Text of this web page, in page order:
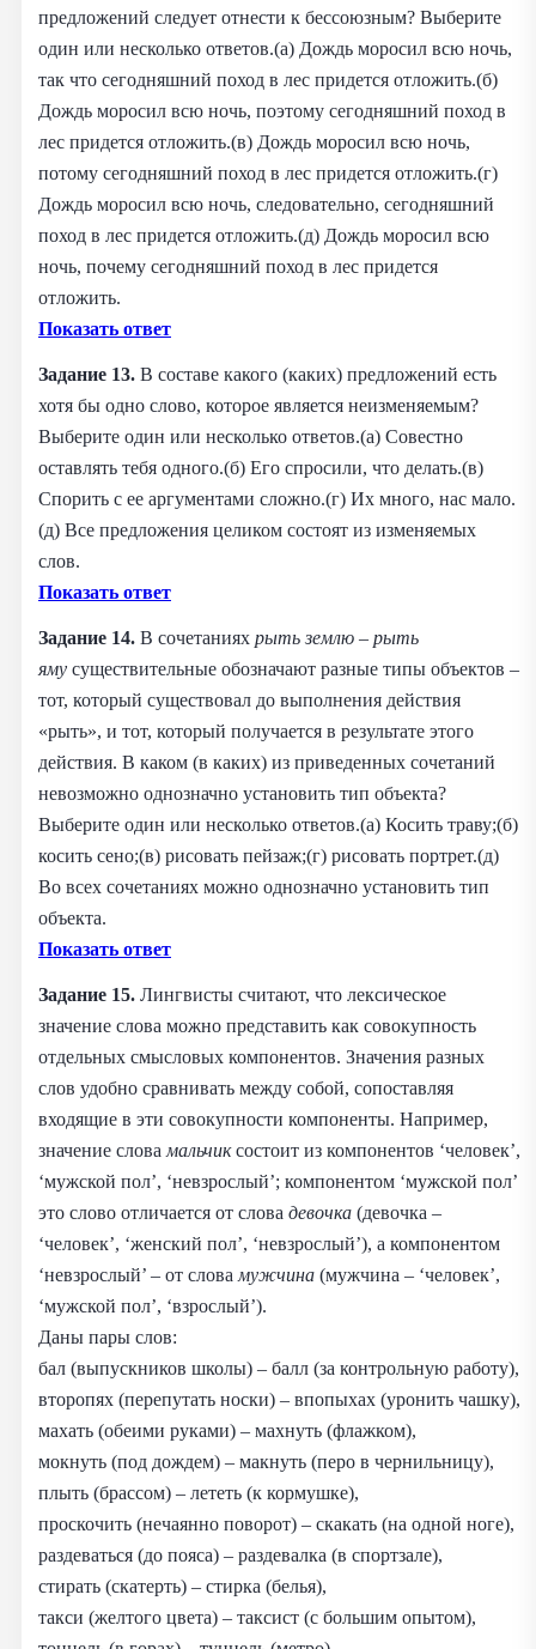
предложений следует отнести к бессоюзным? Выберите
один или несколько ответов.(а) Дождь моросил всю ночь,
так что сегодняшний поход в лес придется отложить.(б)
Дождь моросил всю ночь, поэтому сегодняшний поход в
лес придется отложить.(в) Дождь моросил всю ночь,
потому сегодняшний поход в лес придется отложить.(г)
Дождь моросил всю ночь, следовательно, сегодняшний
поход в лес придется отложить.(д) Дождь моросил всю
ночь, почему сегодняшний поход в лес придется
отложить.
Показать ответ
Задание 13. В составе какого (каких) предложений есть
хотя бы одно слово, которое является неизменяемым?
Выберите один или несколько ответов.(а) Совестно
оставлять тебя одного.(б) Его спросили, что делать.(в)
Спорить с ее аргументами сложно.(г) Их много, нас мало.
(д) Все предложения целиком состоят из изменяемых
слов.
Показать ответ
Задание 14. В сочетаниях рыть землю – рыть
яму существительные обозначают разные типы объектов –
тот, который существовал до выполнения действия
«рыть», и тот, который получается в результате этого
действия. В каком (в каких) из приведенных сочетаний
невозможно однозначно установить тип объекта?
Выберите один или несколько ответов.(а) Косить траву;(б)
косить сено;(в) рисовать пейзаж;(г) рисовать портрет.(д)
Во всех сочетаниях можно однозначно установить тип
объекта.
Показать ответ
Задание 15. Лингвисты считают, что лексическое
значение слова можно представить как совокупность
отдельных смысловых компонентов. Значения разных
слов удобно сравнивать между собой, сопоставляя
входящие в эти совокупности компоненты. Например,
значение словамальчиксостоит из компонентов ‘человек’,
‘мужской пол’, ‘невзрослый’; компонентом ‘мужской пол’
это слово отличается от слова девочка (девочка –
‘человек’, ‘женский пол’, ‘невзрослый’), а компонентом
‘невзрослый’ – от словамужчина (мужчина – ‘человек’,
‘мужской пол’, ‘взрослый’).
Даны пары слов:
бал (выпускников школы) – балл (за контрольную работу),
второпях (перепутать носки) – впопыхах (уронить чашку),
махать (обеими руками) – махнуть (флажком),
мокнуть (под дождем) – макнуть (перо в чернильницу),
плыть (брассом) – лететь (к кормушке),
проскочить (нечаянно поворот) – скакать (на одной ноге),
раздеваться (до пояса) – раздевалка (в спортзале),
стирать (скатерть) – стирка (белья),
такси (желтого цвета) – таксист (с большим опытом),